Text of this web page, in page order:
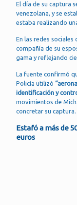
El día de su captura
venezolana, y se
estaba realizando
En las redes sociales
compañía de su
gama y reflejando
La fuente confirmó
Policía utilizó
identificación y
movimientos de
concretar su captura.
Estafó a más de
euros